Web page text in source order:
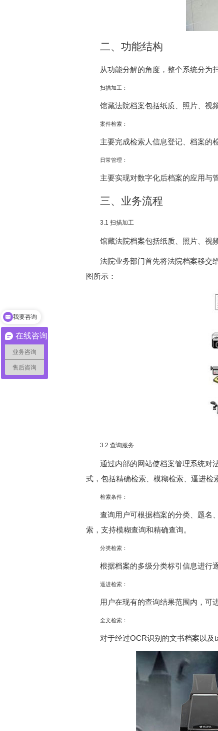
二、功能结构
从功能分解的角度，整个系统分为
扫描加工：
馆藏法院档案包括纸质、照片、视
案件检索：
主要完成检索人信息登记、档案的
日常管理：
主要实现对数字化后档案的应用与
三、业务流程
3.1 扫描加工
馆藏法院档案包括纸质、照片、视
法院业务部门首先将法院档案移交
图所示：
3.2 查询服务
通过内部的网站使档案管理系统对
式，包括精确检索、模糊检索、逼进检
检索条件：
查询用户可根据档案的分类、题名
索，支持模糊查询和精确查询。
分类检索：
根据档案的多级分类标引信息进行
逼进检索：
用户在现有的查询结果范围内，可
全文检索：
对于经过OCR识别的文书档案以及
在线咨询
业务咨询
售后咨询